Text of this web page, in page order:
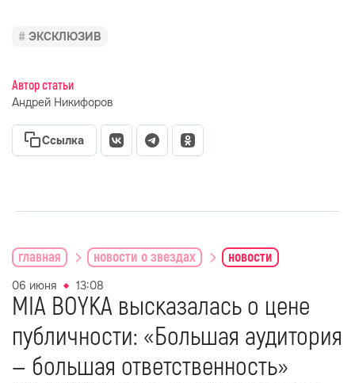
ЭКСКЛЮЗИВ
Автор статьи
Андрей Никифоров
Ссылка
главная новости о звездах новости
06 июня 13:08
MIA BOYKA высказалась о цене
публичности: «Большая аудитория
— большая ответственность»